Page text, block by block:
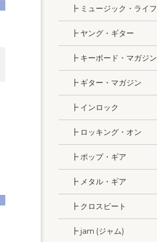
┣ ミュージック・ライフ
┣ ヤング・ギター
┣ キーボード・マガジン
┣ ギター・マガジン
┣ インロック
┣ ロッキング・オン
┣ ポップ・ギア
┣ メタル・ギア
┣ クロスビート
┣ jam (ジャム)